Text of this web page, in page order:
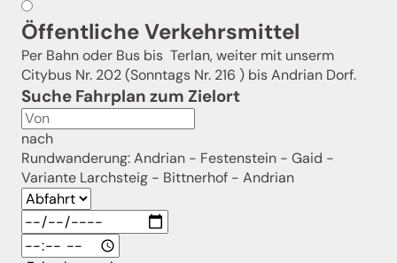
Öffentliche Verkehrsmittel
Per Bahn oder Bus bis Terlan, weiter mit unserm
Citybus Nr. 202 (Sonntags Nr. 216 ) bis Andrian Dorf.
Suche Fahrplan zum Zielort
nach
Rundwanderung: Andrian - Festenstein - Gaid -
Variante Larchsteig - Bittnerhof - Andrian